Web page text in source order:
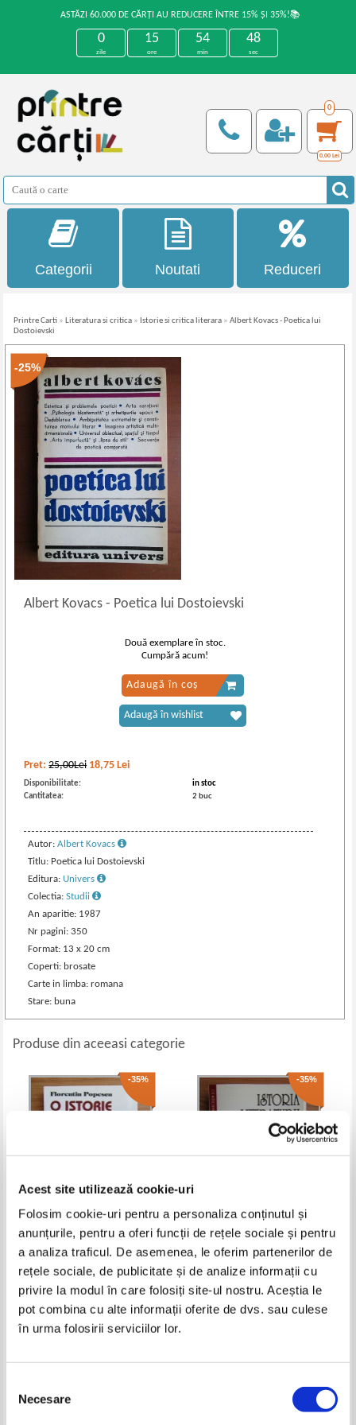
Acest site utilizează cookie-uri
Folosim cookie-uri pentru a personaliza conținutul și
anunțurile, pentru a oferi funcții de rețele sociale și pentru
a analiza traficul. De asemenea, le oferim partenerilor de
rețele sociale, de publicitate și de analize informații cu
privire la modul în care folosiți site-ul nostru. Aceștia le
pot combina cu alte informații oferite de dvs. sau culese
în urma folosirii serviciilor lor.
consimțământului
Necesare
ASTĂZI 60.000 DE CĂRȚI AU REDUCERE ÎNTRE 15% ȘI 35%!📚
0
zile
15
ore
54
min
48
sec
0
0,00 Lei
Categorii Noutati Reduceri
Printre Carti » Literatura si critica » Istorie si critica literara »Albert Kovacs - Poetica lui
Dostoievski
-25%
Albert Kovacs- Poetica lui Dostoievski
Pret:25,00Lei 18,75 Lei
Disponibilitate:
in stoc
Cantitatea:
2 buc
Autor:Albert Kovacs
Titlu: Poetica lui Dostoievski
Editura: Univers
Colectia:Studii
An aparitie: 1987
Nr pagini: 350
Format: 13 x 20 cm
Coperti: brosate
Carte in limba: romana
Stare: buna
Două exemplare în stoc.
Cumpără acum!
Adaugă în coș
Adaugă în wishlist
Produse din aceeasi categorie
-35%
Florentin Popescu - O istorie
(volumul 1)
23,00Lei 14,95
Adaugă în coș
-35%
I. Oprisan - Istoria literaturii
romane in evocari
Lei
Adaugă în coș